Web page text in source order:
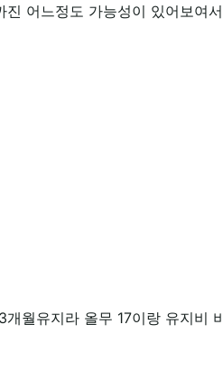
어느정도 가능성이 있어보여
월유지라 올무 17이랑 유지비